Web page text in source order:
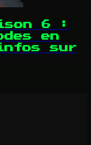
6 :
en
sur